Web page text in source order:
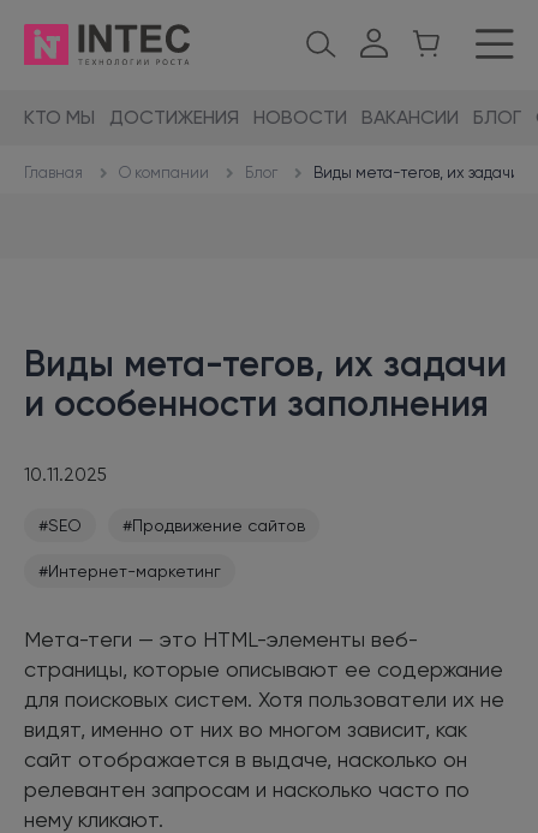
КТО МЫ ДОСТИЖЕНИЯ НОВОСТИ ВАКАНСИИ БЛОГ
Главная О компании Блог Виды мета-тегов, их задачи
Виды мета-тегов, их задачи
и особенности заполнения
10.11.2025
#SEO #Продвижение сайтов
#Интернет-маркетинг
Мета-теги — это HTML-элементы веб-
страницы, которые описывают ее содержание
для поисковых систем. Хотя пользователи их не
видят, именно от них во многом зависит, как
сайт отображается в выдаче, насколько он
релевантен запросам и насколько часто по
нему кликают.